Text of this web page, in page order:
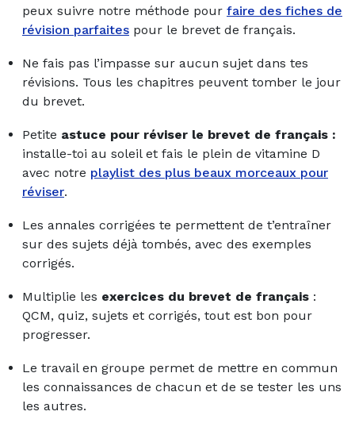
peux suivre notre méthode pour faire des fiches de
révision parfaites pour le brevet de français.
Ne fais pas l’impasse sur aucun sujet dans tes
révisions. Tous les chapitres peuvent tomber le jour
du brevet.
Petite astuce pour réviser le brevet de français :
installe-toi au soleil et fais le plein de vitamine D
avec notre playlist des plus beaux morceaux pour
réviser.
Les annales corrigées te permettent de t’entraîner
sur des sujets déjà tombés, avec des exemples
corrigés.
Multiplie les exercices du brevet de français :
QCM, quiz, sujets et corrigés, tout est bon pour
progresser.
Le travail en groupe permet de mettre en commun
les connaissances de chacun et de se tester les uns
les autres.